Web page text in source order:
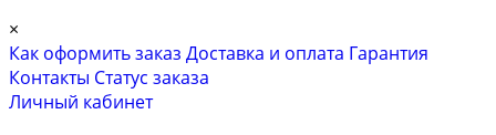
×
Как оформить заказ Доставка и оплата Гарантия
Контакты Cтатус заказа
Личный кабинет